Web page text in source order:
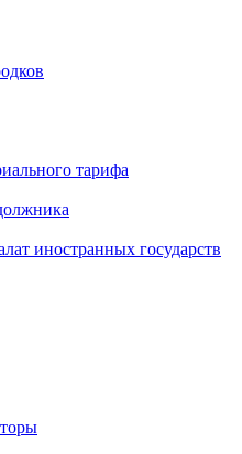
тарифа
иностранных государств